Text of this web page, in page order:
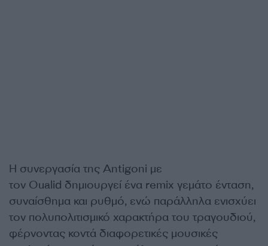
Η συνεργασία της Antigoni με
τον Oualid δημιουργεί ένα remix γεμάτο ένταση,
συναίσθημα και ρυθμό, ενώ παράλληλα ενισχύει
τον πολυπολιτισμικό χαρακτήρα του τραγουδιού,
φέρνοντας κοντά διαφορετικές μουσικές